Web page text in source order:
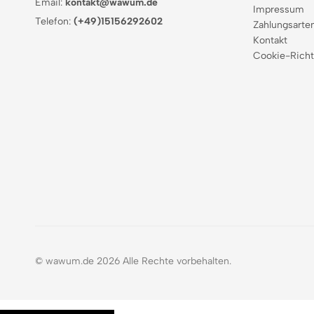
Email: kontakt@wawum.de
Telefon: (+49)15156292602
Impressum
Kontakt
Cookie-
© wawum.de 2026 Alle Rechte vorbehalten.